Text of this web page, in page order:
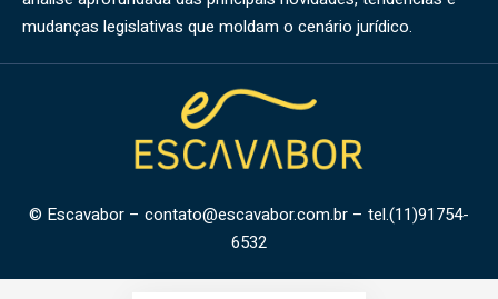
mudanças legislativas que moldam o cenário jurídico.
© Escavabor – contato@escavabor.com.br – tel.(11)91754-
6532